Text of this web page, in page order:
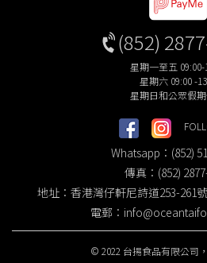
Whatsapp：(852)
傳真：(852)
地址：香港灣仔軒尼詩道253-261
電郵：
© 2022 台揚食品有限公司
(852)
星期一至五 09:00-
星期六 09:00 -
星期日和公眾假